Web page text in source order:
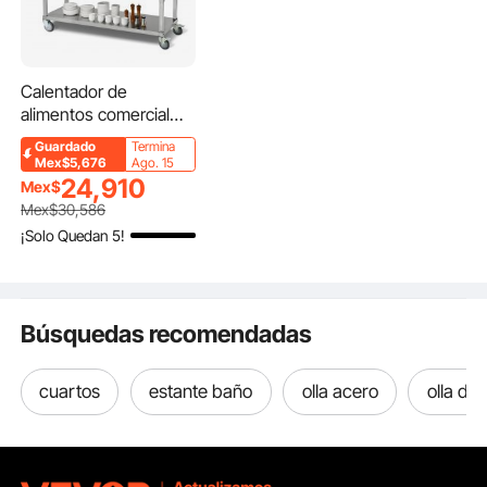
Calentador de
alimentos comercial
VEVOR de 4 bandejas,
mesa de vapor
eléctrica de 4 x 20.6
cuartos, calentador de
alimentos profesional
para bufés y catering
estornudos de acrílico,
servidor de acero
inoxidable de grado
alimenticio para
restaurantes y fiestas.
Guardado
Mex$5,676
Termina
Ago. 15
Mex$24,910
Mex$30,586
¡Solo Quedan 5!
Búsquedas recomendadas
cuartos estante baño olla acero olla de